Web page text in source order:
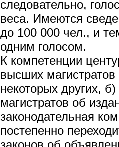
следовательно,
веса. Имеются
до 100 000 чел., и
одним голосом.
К компетенции
высших
некоторых других,
магистратов об
законодательная
постепенно
законов об